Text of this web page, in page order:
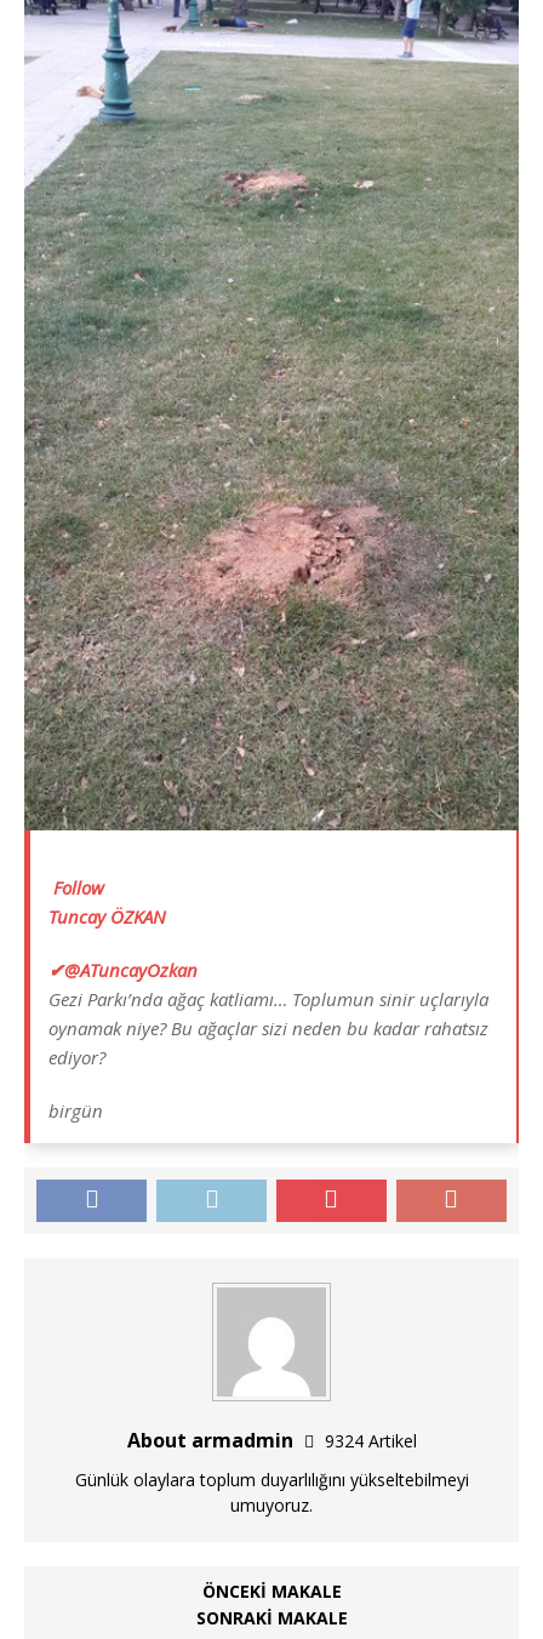
Follow
Tuncay ÖZKAN
✔@ATuncayOzkan
Gezi Parkı’nda ağaç katliamı… Toplumun sinir uçlarıyla
oynamak niye? Bu ağaçlar sizi neden bu kadar rahatsız
ediyor?
birgün
About armadmin
9324 Artikel
Günlük olaylara toplum duyarlılığını yükseltebilmeyi
umuyoruz.
ÖNCEKI MAKALE
SONRAKI MAKALE